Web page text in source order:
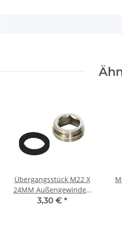
Übergangsstück M22 X
24MM Außengewinden
Verchromt
3,30 € *